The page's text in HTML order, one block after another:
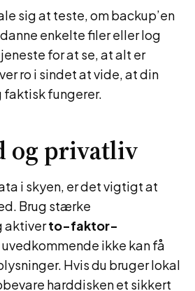
sig at teste, om backup’en
enkelte filer eller log
for at se, at alt er
ro i sindet at vide, at din
fungerer.
og privatliv
i skyen, er det vigtigt at
Brug stærke
aktiverto-faktor-
uvedkommende ikke kan få
Hvis du bruger lokal
harddisken et sikkert